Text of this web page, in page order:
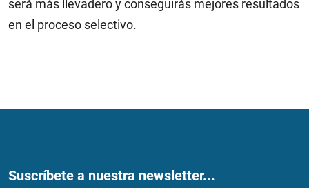
será más llevadero y conseguirás mejores resultados
en el proceso selectivo.
Suscríbete a nuestra newsletter...